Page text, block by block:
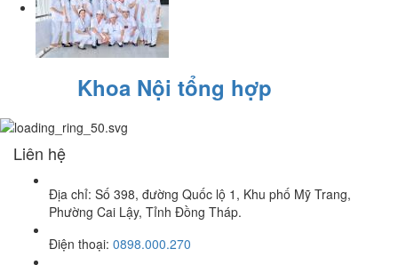
Khoa Nội tổng hợp
Liên hệ
Địa chỉ: Số 398, đường Quốc lộ 1, Khu phố Mỹ Trang,
Phường Cai Lậy, Tỉnh Đồng Tháp.
Điện thoại: 0898.000.270